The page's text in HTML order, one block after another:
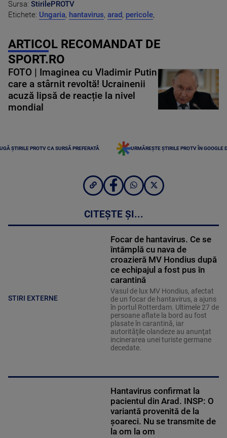
Sursa: StirilePROTV
Etichete: Ungaria, hantavirus, arad, pericole,
ARTICOL RECOMANDAT DE
SPORT.RO
FOTO | Imaginea cu Vladimir Putin
care a stârnit revoltă! Ucrainenii
acuză lipsă de reacție la nivel
mondial
ȘTIRILE PROTV CA SURSĂ PREFERATĂ URMĂREȘTE ȘTIRILE PROTV ÎN GOOGLE
CITEȘTE ȘI...
STIRI EXTERNE
Focar de hantavirus. Ce se
întâmplă cu nava de
croazieră MV Hondius după
ce echipajul a fost pus în
carantină
Vasul de lux MV Hondius, afectat
de un focar de hantavirus, a ajuns
în portul Rotterdam. Ultimele 27 de
persoane aflate la bord au fost
plasate în carantină, iar
autorităţile olandeze au anunţat
incinerarea unei turiste germane
decedate.
Hantavirus confirmat la
pacientul din Arad. INSP: O
variantă provenită de la
șoareci. Nu se transmite de
la om la om